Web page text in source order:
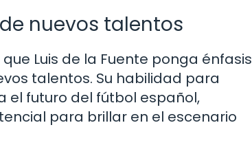
nuevos talentos
Luis de la Fuente ponga énfasis
talentos. Su habilidad para
el futuro del fútbol español,
para brillar en el escenario